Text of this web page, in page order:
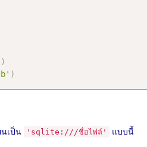
)
)
เป็น 'sqlite:///ชื่อไฟล์'
แบบนี้